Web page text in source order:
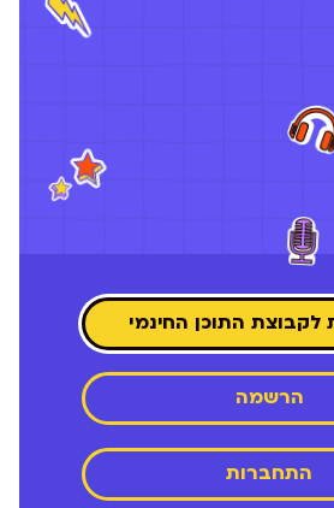
לקבוצת התוכן החינמי
הרשמה
התחברות